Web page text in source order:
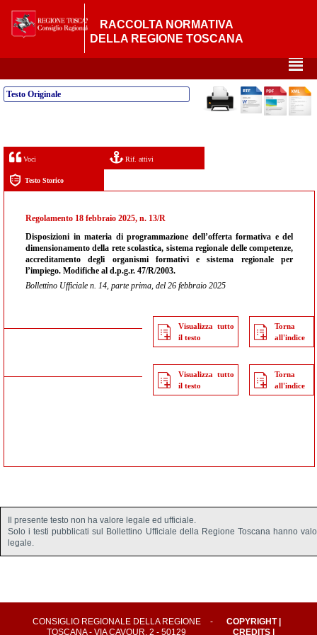
RACCOLTA NORMATIVA
DELLA REGIONE TOSCANA
²
Testo Originale
Voci Rif. attivi
Testo Storico
Regolamento 18 febbraio 2025, n. 13/R
Disposizioni in materia di programmazione dell’offerta formativa e del
dimensionamento della rete scolastica, sistema regionale delle competenze,
accreditamento degli organismi formativi e sistema regionale per
l’impiego. Modifiche al d.p.g.r. 47/R/2003.
Bollettino Ufficiale n. 14, parte prima, del 26 febbraio 2025
Visualizza tutto
il testo
Torna
all'indice
Visualizza tutto
il testo
Torna
all'indice
Il presente testo non ha valore legale ed ufficiale.
Solo i testi pubblicati sul Bollettino Ufficiale della Regione Toscana hanno
legale.
CONSIGLIO REGIONALE DELLA REGIONE
TOSCANA - VIA CAVOUR, 2 - 50129
- COPYRIGHT|
CREDITS|